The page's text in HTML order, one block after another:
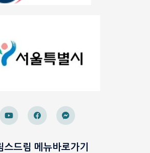
스드림 메뉴바로가기